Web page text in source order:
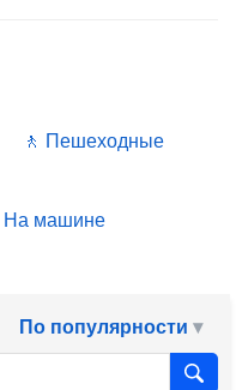
Пешеходные
На машине
По популярности